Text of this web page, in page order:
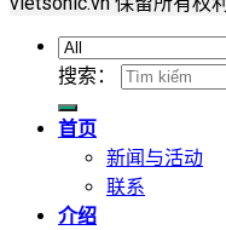
搜索：
首页
新闻与活动
联系
介绍